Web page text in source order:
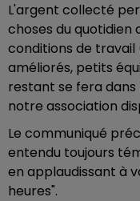
L'argent collecté
choses du quotidien
conditions de
améliorés, petits
restant se fera
notre association
Le communiqué
entendu toujours
en applaudissant à
heures".